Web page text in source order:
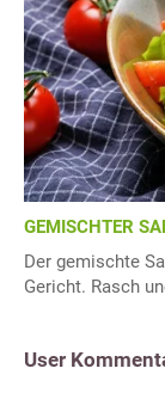
GEMISCHTER
Der gemischte
Gericht. Rasch
User